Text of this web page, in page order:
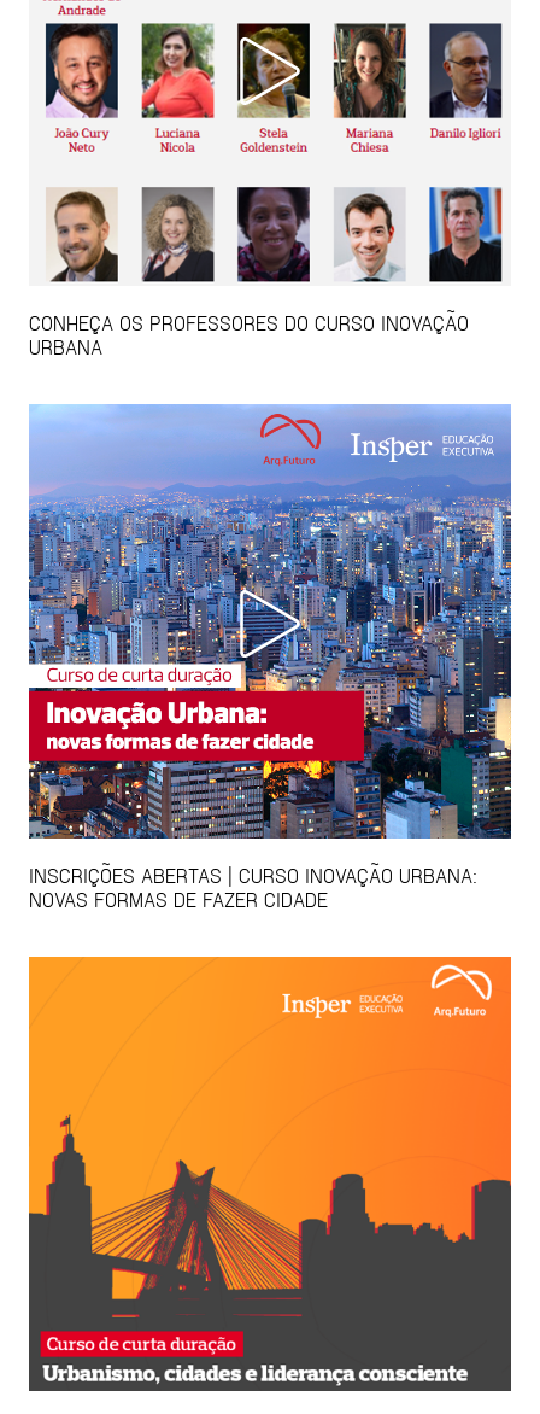
CONHEÇA OS PROFESSORES DO CURSO INOVAÇÃO
URBANA
INSCRIÇÕES ABERTAS | CURSO INOVAÇÃO URBANA:
NOVAS FORMAS DE FAZER CIDADE